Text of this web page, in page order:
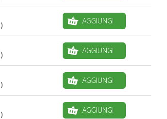
AGGIUNGI
AGGIUNGI
AGGIUNGI
AGGIUNGI